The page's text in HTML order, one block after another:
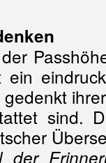
ein
gedenkt
sind.
der